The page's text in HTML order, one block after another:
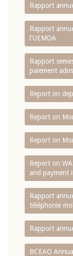
Rapport
Rapport
l'UEMOA
Rapport
paiement
Report on
Report on
Report on
Report on
and payment
Rapport
téléphonie
Rapport
BCEAO